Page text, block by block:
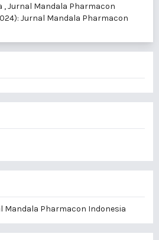
,Jurnal Mandala Pharmacon
Jurnal Mandala Pharmacon
Mandala Pharmacon Indonesia